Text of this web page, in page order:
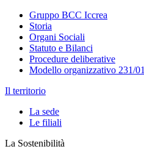
Gruppo BCC Iccrea
Storia
Organi Sociali
Statuto e Bilanci
Procedure deliberative
Modello organizzativo 231/01
Il territorio
La sede
Le filiali
La Sostenibilità